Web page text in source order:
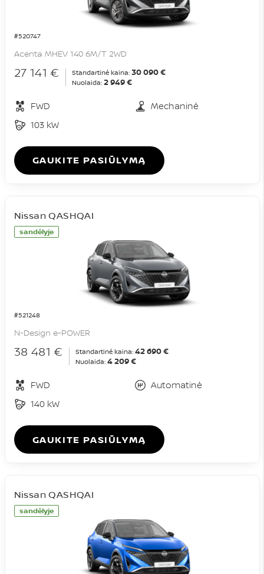
#520747
Acenta MHEV 140 6M/T 2WD
27 141 € Standartinė kaina: 30 090 €
Nuolaida: 2 949 €
FWD
Mechaninė
103 kW
GAUKITE PASIŪLYMĄ
sandėlyje
#521248
Nissan QASHQAI
N-Design e-POWER
38 481 € Standartinė kaina: 42 690 €
Nuolaida: 4 209 €
FWD
Automatinė
140 kW
GAUKITE PASIŪLYMĄ
sandėlyje
Nissan QASHQAI